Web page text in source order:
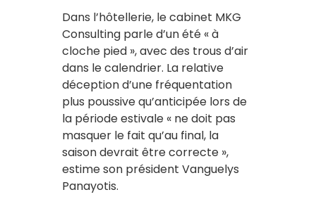
Dans l’hôtellerie, le cabinet MKG
Consulting parle d’un été « à
cloche pied », avec des trous d’air
dans le calendrier. La relative
déception d’une fréquentation
plus poussive qu’anticipée lors de
la période estivale « ne doit pas
masquer le fait qu’au final, la
saison devrait être correcte »,
estime son président Vanguelys
Panayotis.